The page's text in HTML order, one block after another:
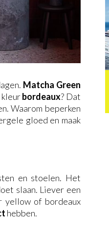
Matcha Green
kleurbordeaux? Dat
Waarom beperken
gloed en maak
en stoelen. Het
slaan. Liever een
yellow of bordeaux
hebben.